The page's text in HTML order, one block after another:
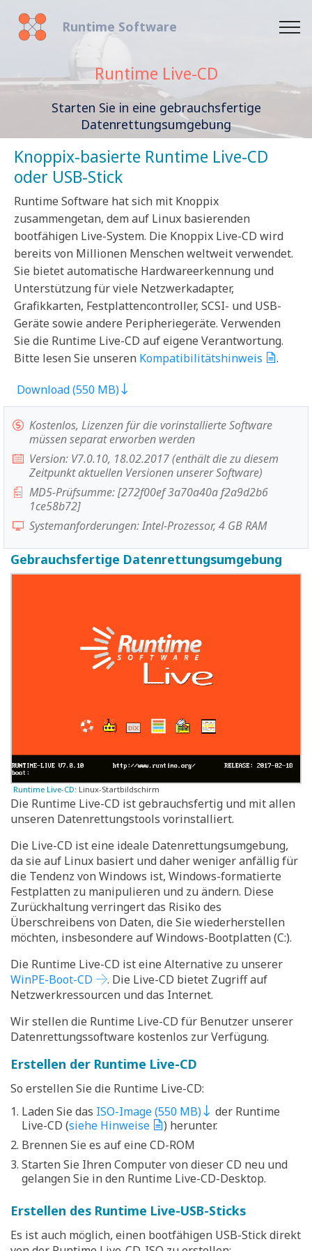
Runtime Software
Runtime Live-CD
Starten Sie in eine gebrauchsfertige
Datenrettungsumgebung
Knoppix-basierte Runtime Live-CD
oder USB-Stick
Runtime Software hat sich mit Knoppix
zusammengetan, dem auf Linux basierenden
bootfähigen Live-System. Die Knoppix Live-CD wird
bereits von Millionen Menschen weltweit verwendet.
Sie bietet automatische Hardwareerkennung und
Unterstützung für viele Netzwerkadapter,
Grafikkarten, Festplattencontroller, SCSI- und USB-
Geräte sowie andere Peripheriegeräte. Verwenden
Sie die Runtime Live-CD auf eigene Verantwortung.
Bitte lesen Sie unseren Kompatibilitätshinweis .
Download (550 MB)
Kostenlos, Lizenzen für die vorinstallierte Software
müssen separat erworben werden
Version: V7.0.10, 18.02.2017 (enthält die zu diesem
Zeitpunkt aktuellen Versionen unserer Software)
MD5-Prüfsumme: [272f00ef 3a70a40a f2a9d2b6
1ce58b72]
Systemanforderungen: Intel-Prozessor, 4 GB RAM
Gebrauchsfertige Datenrettungsumgebung
Runtime Live-CD: Linux-Startbildschirm
Die Runtime Live-CD ist gebrauchsfertig und mit allen
unseren Datenrettungstools vorinstalliert.
Die Live-CD ist eine ideale Datenrettungsumgebung,
da sie auf Linux basiert und daher weniger anfällig für
die Tendenz von Windows ist, Windows-formatierte
Festplatten zu manipulieren und zu ändern. Diese
Zurückhaltung verringert das Risiko des
Überschreibens von Daten, die Sie wiederherstellen
möchten, insbesondere auf Windows-Bootplatten (C:).
Die Runtime Live-CD ist eine Alternative zu unserer
WinPE-Boot-CD
. Die Live-CD bietet Zugriff auf
Netzwerkressourcen und das Internet.
Wir stellen die Runtime Live-CD für Benutzer unserer
Datenrettungssoftware kostenlos zur Verfügung.
Erstellen der Runtime Live-CD
So erstellen Sie die Runtime Live-CD:
Laden Sie das ISO-Image (550 MB)
der Runtime
Live-CD (siehe Hinweise
) herunter.
Brennen Sie es auf eine CD-ROM
Starten Sie Ihren Computer von dieser CD neu und
gelangen Sie in den Runtime Live-CD-Desktop.
Erstellen des Runtime Live-USB-Sticks
Es ist auch möglich, einen bootfähigen USB-Stick direkt